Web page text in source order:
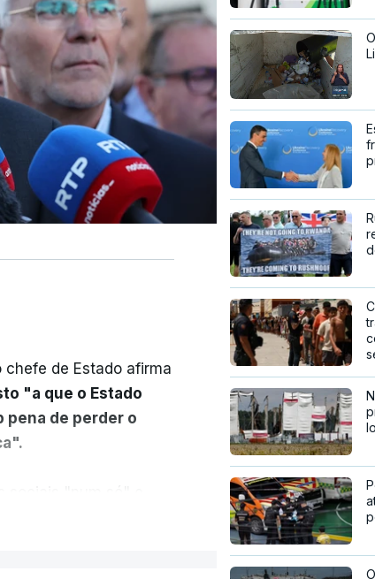
chefe de Estado afirma
"a que o Estado
pena de perder o